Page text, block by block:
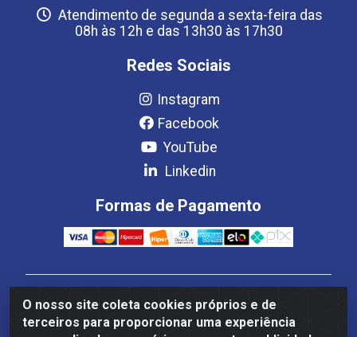
O nosso site coleta cookies próprios e de
terceiros para proporcionar uma experiência
Atendimento de segunda a sexta-feira das
08h às 12h e das 13h30 às 17h30
Redes Sociais
Instagram
Facebook
YouTube
Linkedin
Formas de Pagamento
Estrela Distribuição LTDA - CNPJ 08.691.096/0001-93 -
Setor Setor de Industria Qi 22 Lt 7, 9, 11, 13, 14 Ao 32,
S/NC - Setor Industrial Ceilândia, Brasília/DF - CEP